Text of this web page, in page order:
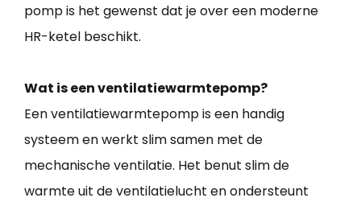
pomp is het gewenst dat je over een moderne
HR-ketel beschikt.
Wat is een ventilatiewarmtepomp?
Een ventilatiewarmtepomp is een handig
systeem en werkt slim samen met de
mechanische ventilatie. Het benut slim de
warmte uit de ventilatielucht en ondersteunt